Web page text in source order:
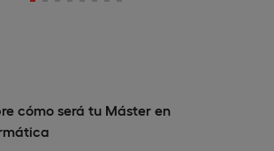
cómo será tu Máster en